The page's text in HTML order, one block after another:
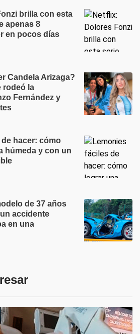
brilla con esta
apenas 8
en pocos días
Candela Arizaga?
rodeó la
Fernández y
hacer: cómo
húmeda y con un
de 37 años
accidente
en una